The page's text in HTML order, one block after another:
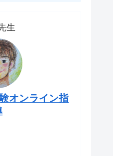
生
オンライン指